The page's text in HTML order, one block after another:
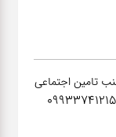
تامین اجتماعی